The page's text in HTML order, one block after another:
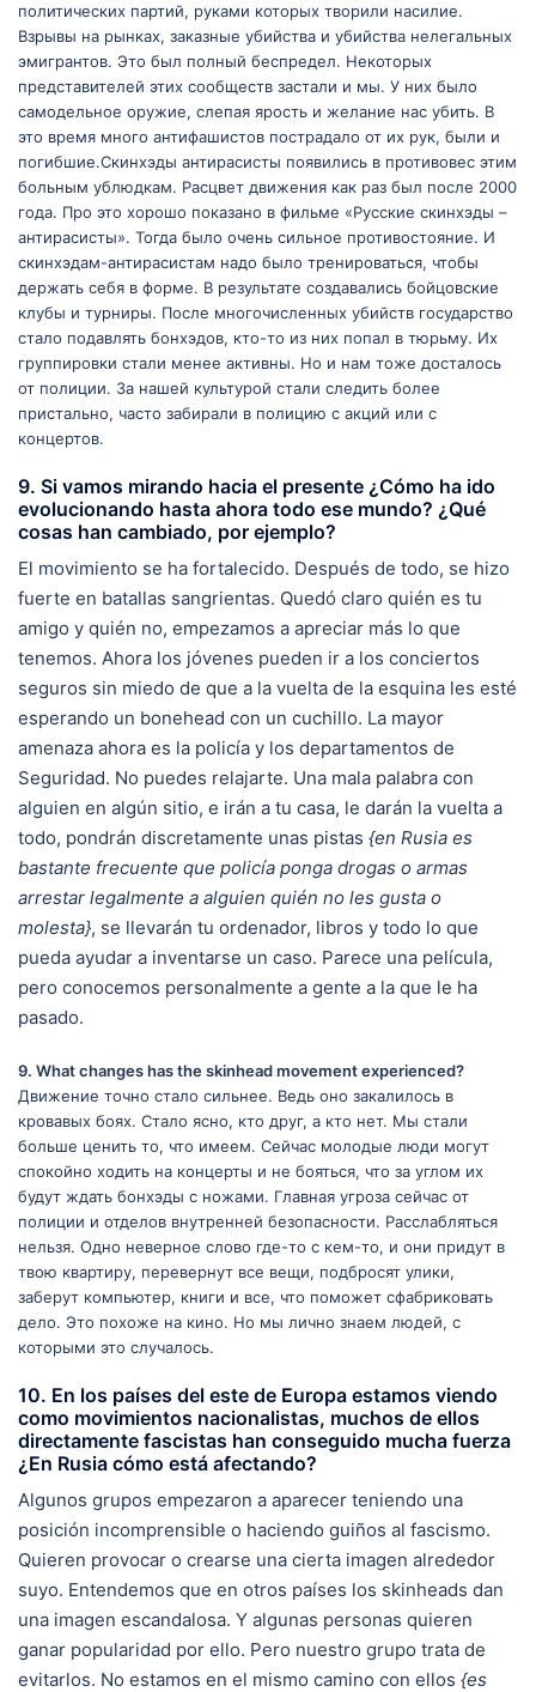
политических партий, руками которых творили насилие.
Взрывы на рынках, заказные убийства и убийства нелегальных
эмигрантов. Это был полный беспредел. Некоторых
представителей этих сообществ застали и мы. У них было
самодельное оружие, слепая ярость и желание нас убить. В
это время много антифашистов пострадало от их рук, были и
погибшие.Скинхэды антирасисты появились в противовес этим
больным ублюдкам. Расцвет движения как раз был после 2000
года. Про это хорошо показано в фильме «Русские скинхэды –
антирасисты». Тогда было очень сильное противостояние. И
скинхэдам-антирасистам надо было тренироваться, чтобы
держать себя в форме. В результате создавались бойцовские
клубы и турниры. После многочисленных убийств государство
стало подавлять бонхэдов, кто-то из них попал в тюрьму. Их
группировки стали менее активны. Но и нам тоже досталось
от полиции. За нашей культурой стали следить более
пристально, часто забирали в полицию с акций или с
концертов.
9. Si vamos mirando hacia el presente ¿Cómo ha ido
evolucionando hasta ahora todo ese mundo? ¿Qué
cosas han cambiado, por ejemplo?
El movimiento se ha fortalecido. Después de todo, se hizo
fuerte en batallas sangrientas. Quedó claro quién es tu
amigo y quién no, empezamos a apreciar más lo que
tenemos. Ahora los jóvenes pueden ir a los conciertos
seguros sin miedo de que a la vuelta de la esquina les esté
esperando un bonehead con un cuchillo. La mayor
amenaza ahora es la policía y los departamentos de
Seguridad. No puedes relajarte. Una mala palabra con
alguien en algún sitio, e irán a tu casa, le darán la vuelta a
todo, pondrán discretamente unas pistas {en Rusia es
bastante frecuente que policía ponga drogas o armas
arrestar legalmente a alguien quién no les gusta o
molesta}, se llevarán tu ordenador, libros y todo lo que
pueda ayudar a inventarse un caso. Parece una película,
pero conocemos personalmente a gente a la que le ha
pasado.
9. What changes has the skinhead movement experienced?
Движение точно стало сильнее. Ведь оно закалилось в
кровавых боях. Стало ясно, кто друг, а кто нет. Мы стали
больше ценить то, что имеем. Сейчас молодые люди могут
спокойно ходить на концерты и не бояться, что за углом их
будут ждать бонхэды с ножами. Главная угроза сейчас от
полиции и отделов внутренней безопасности. Расслабляться
нельзя. Одно неверное слово где-то с кем-то, и они придут в
твою квартиру, перевернут все вещи, подбросят улики,
заберут компьютер, книги и все, что поможет сфабриковать
дело. Это похоже на кино. Но мы лично знаем людей, с
которыми это случалось.
10. En los países del este de Europa estamos viendo
como movimientos nacionalistas, muchos de ellos
directamente fascistas han conseguido mucha fuerza
¿En Rusia cómo está afectando?
Algunos grupos empezaron a aparecer teniendo una
posición incomprensible o haciendo guiños al fascismo.
Quieren provocar o crearse una cierta imagen alrededor
suyo. Entendemos que en otros países los skinheads dan
una imagen escandalosa. Y algunas personas quieren
ganar popularidad por ello. Pero nuestro grupo trata de
evitarlos. No estamos en el mismo camino con ellos {es